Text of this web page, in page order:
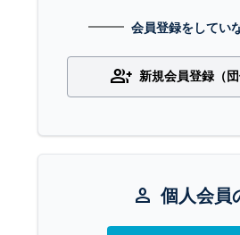
会員登録をしてい
group_add 新規会員登録（団
person 個人会員